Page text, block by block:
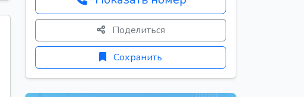
Поделиться
Сохранить